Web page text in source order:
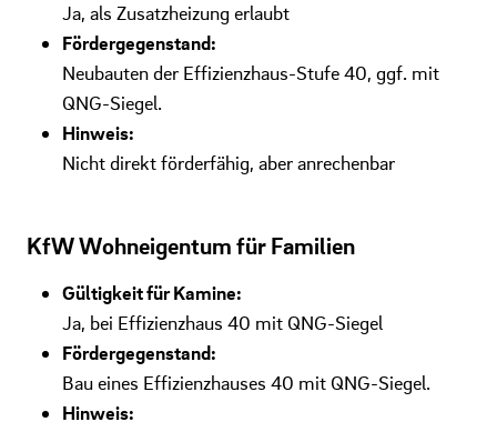
Ja, als Zusatzheizung erlaubt
Fördergegenstand:
Neubauten der Effizienzhaus-Stufe 40, ggf. mit
QNG-Siegel.
Hinweis:
Nicht direkt förderfähig, aber anrechenbar
KfW Wohneigentum für Familien
Gültigkeit für Kamine:
Ja, bei Effizienzhaus 40 mit QNG-Siegel
Fördergegenstand:
Bau eines Effizienzhauses 40 mit QNG-Siegel.
Hinweis: